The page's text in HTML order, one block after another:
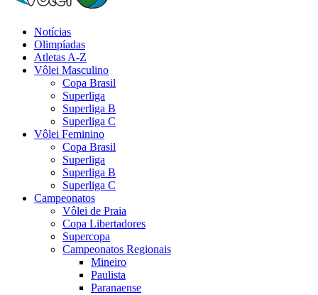
Notícias
Olimpíadas
Atletas A-Z
Vôlei Masculino
Copa Brasil
Superliga
Superliga B
Superliga C
Vôlei Feminino
Copa Brasil
Superliga
Superliga B
Superliga C
Campeonatos
Vôlei de Praia
Copa Libertadores
Supercopa
Campeonatos Regionais
Mineiro
Paulista
Paranaense